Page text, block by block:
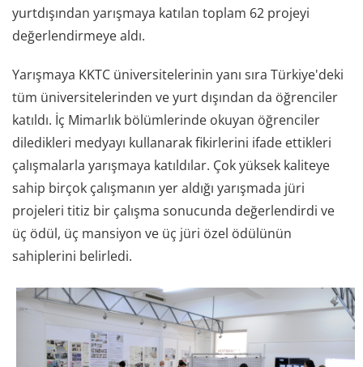
yurtdışından yarışmaya katılan toplam 62 projeyi
değerlendirmeye aldı.
Yarışmaya KKTC üniversitelerinin yanı sıra Türkiye'deki
tüm üniversitelerinden ve yurt dışından da öğrenciler
katıldı. İç Mimarlık bölümlerinde okuyan öğrenciler
diledikleri medyayı kullanarak fikirlerini ifade ettikleri
çalışmalarla yarışmaya katıldılar. Çok yüksek kaliteye
sahip birçok çalışmanın yer aldığı yarışmada jüri
projeleri titiz bir çalışma sonucunda değerlendirdi ve
üç ödül, üç mansiyon ve üç jüri özel ödülünün
sahiplerini belirledi.